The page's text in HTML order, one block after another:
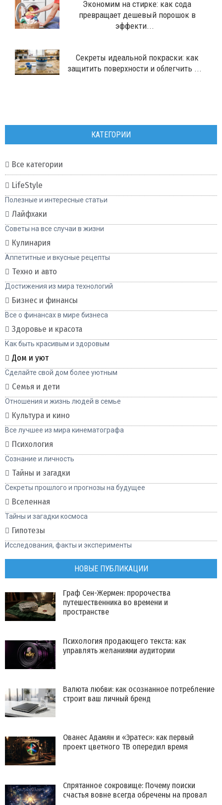
Экономим на стирке: как сода
превращает дешевый порошок в
эффекти...
Секреты идеальной покраски: как
защитить поверхности и облегчить ...
КАТЕГОРИИ
Все категории
LifeStyle
Полезные и интересные статьи
Лайфхаки
Советы на все случаи в жизни
Кулинария
Аппетитные и вкусные рецепты
Техно и авто
Достижения из мира технологий
Бизнес и финансы
Все о финансах в мире бизнеса
Здоровье и красота
Как быть красивым и здоровым
Дом и уют
Сделайте свой дом более уютным
Семья и дети
Отношения и жизнь людей в семье
Культура и кино
Все лучшее из мира кинематографа
Психология
Сознание и личность
Тайны и загадки
Секреты прошлого и прогнозы на будущее
Вселенная
Тайны и загадки космоса
Гипотезы
Исследования, факты и эксперименты
НОВЫЕ ПУБЛИКАЦИИ
Граф Сен-Жермен: пророчества
путешественника во времени и
пространстве
Психология продающего текста: как
управлять желаниями аудитории
Валюта любви: как осознанное потребление
строит ваш личный бренд
Ованес Адамян и «Эратес»: как первый
проект цветного ТВ опередил время
Спрятанное сокровище: Почему поиски
счастья вовне всегда обречены на провал